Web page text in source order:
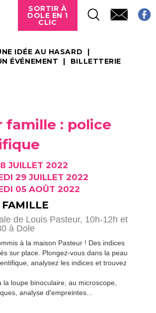
SORTIR À
DOLE EN 1
CLIC
IDÉE AU HASARD
ÉVÉNEMENT
BILLETTERIE
famille : police
JUILLET 2022
29 JUILLET 2022
05 AOÛT 2022
de Louis Pasteur, 10h-12h et
à Dole
à la maison Pasteur ! Des indices
sur place. Plongez-vous dans la peau
analysez les indices et trouvez
la loupe binoculaire, au microscope,
analyse d'empreintes...